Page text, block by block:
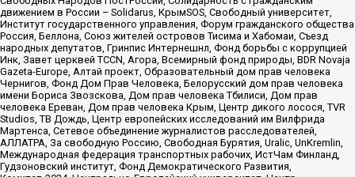
движением в России – Solidarus, КрымSOS, Свободный университет,
Институт государственного управления, Форум гражданского общества
Россия, Беллона, Союз жителей островов Тисима и Хабомаи, Съезд
народных депутатов, Гринпис Интернешнл, Фонд борьбы с коррупцией
Инк, Завет церквей TCCN, Агора, Всемирный фонд природы, BDR Novaja
Gazeta-Europe, Алтай проект, Образовательный дом прав человека
Чернигов, Фонд Дом Прав Человека, Белорусский дом прав человека
имени Бориса Звозскова, Дом прав человека Тбилиси, Дом прав
человека Ереван, Дом прав человека Крым, Центр дикого лосося, TVR
Studios, ТВ Дождь, Центр европейских исследований им Вилфрида
Мартенса, Сетевое объединение журналистов расследователей,
АЛЛАТРА, За свободную Россию, Свободная Бурятия, Uralic, UnKremlin,
Международная федерация транспортных рабочих, ИстЧам Финланд,
Гудзоновский институт, Фонд Демократического Развития,